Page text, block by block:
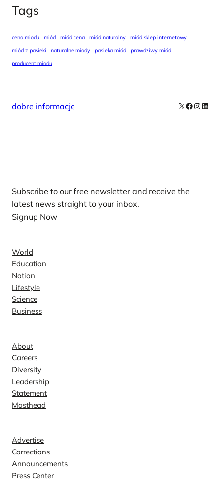
Tags
cena miodu miód miód cena miód naturalny
miód sklep internetowy
miód z pasieki
naturalne miody pasieka miód
prawdziwy miód
producent miodu
dobre informacje X Facebook
Subscribe to our free newsletter and receive the
latest news straight to your inbox.
Signup Now
World
Education
Nation
Lifestyle
Science
Business
About
Careers
Diversity
Leadership
Statement
Masthead
Advertise
Corrections
Announcements
Press Center